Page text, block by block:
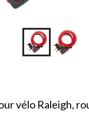
vélo Raleigh,